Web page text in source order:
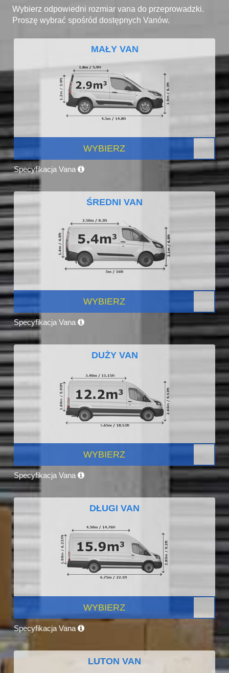
Wybierz odpowiedni rozmiar vana do przeprowadzki.
Proszę wybrać spośród dostępnych Vanów.
MAŁY VAN
WYBIERZ
Specyfikacja Vana
ŚREDNI VAN
WYBIERZ
Specyfikacja Vana
DUŻY VAN
WYBIERZ
Specyfikacja Vana
DŁUGI VAN
WYBIERZ
Specyfikacja Vana
LUTON VAN